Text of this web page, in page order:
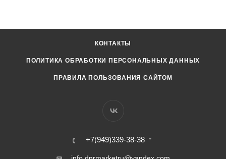
КОНТАКТЫ
ПОЛИТИКА ОБРАБОТКИ ПЕРСОНАЛЬНЫХ ДАННЫХ
ПРАВИЛА ПОЛЬЗОВАНИЯ САЙТОМ
+7(949)339-38-38